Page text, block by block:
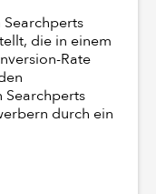
die in einem
Rate
Searchperts
durch ein